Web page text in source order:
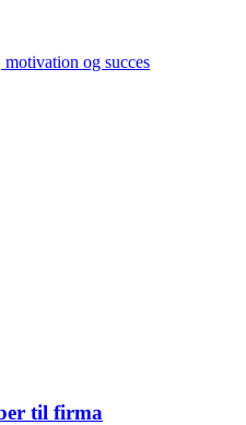
motivation og succes
til firma